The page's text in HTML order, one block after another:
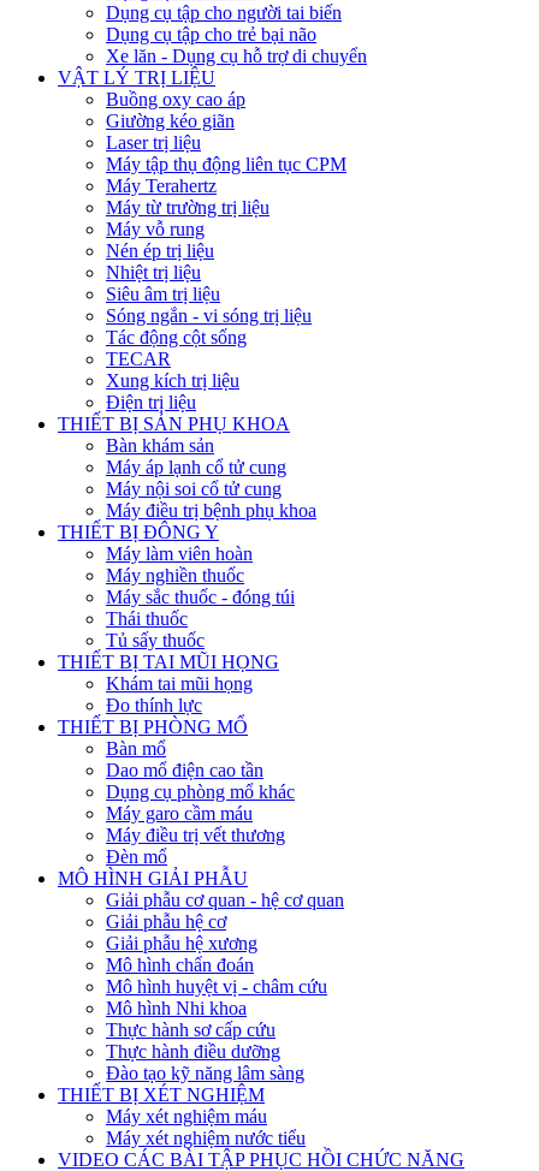
Dụng cụ tập cho người tai biến
Dụng cụ tập cho trẻ bại não
Xe lăn - Dụng cụ hỗ trợ di chuyển
VẬT LÝ TRỊ LIỆU
Buồng oxy cao áp
Giường kéo giãn
Laser trị liệu
Máy tập thụ động liên tục CPM
Máy Terahertz
Máy từ trường trị liệu
Máy vỗ rung
Nén ép trị liệu
Nhiệt trị liệu
Siêu âm trị liệu
Sóng ngắn - vi sóng trị liệu
Tác động cột sống
TECAR
Xung kích trị liệu
Điện trị liệu
THIẾT BỊ SẢN PHỤ KHOA
Bàn khám sản
Máy áp lạnh cổ tử cung
Máy nội soi cổ tử cung
Máy điều trị bệnh phụ khoa
THIẾT BỊ ĐÔNG Y
Máy làm viên hoàn
Máy nghiền thuốc
Máy sắc thuốc - đóng túi
Thái thuốc
Tủ sấy thuốc
THIẾT BỊ TAI MŨI HỌNG
Khám tai mũi họng
Đo thính lực
THIẾT BỊ PHÒNG MỔ
Bàn mổ
Dao mổ điện cao tần
Dụng cụ phòng mổ khác
Máy garo cầm máu
Máy điều trị vết thương
Đèn mổ
MÔ HÌNH GIẢI PHẪU
Giải phẫu cơ quan - hệ cơ quan
Giải phẫu hệ cơ
Giải phẫu hệ xương
Mô hình chẩn đoán
Mô hình huyệt vị - châm cứu
Mô hình Nhi khoa
Thực hành sơ cấp cứu
Thực hành điều dưỡng
Đào tạo kỹ năng lâm sàng
THIẾT BỊ XÉT NGHIỆM
Máy xét nghiệm máu
Máy xét nghiệm nước tiểu
VIDEO CÁC BÀI TẬP PHỤC HỒI CHỨC NĂNG